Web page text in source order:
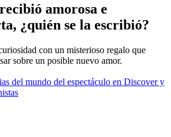
amorosa e
¿quién se la escribió?
con un misterioso regalo que
sobre un posible nuevo amor.
del mundo del espectáculo en Discover y